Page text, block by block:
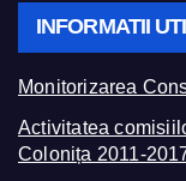
INFORMATII
Monitorizarea
Activitatea
Colonița 2011-